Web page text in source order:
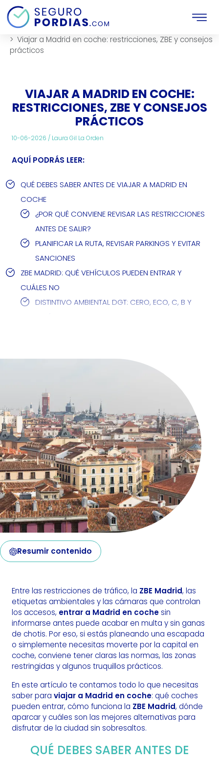
Inicio
Viajes
Viajar a Madrid en coche: restricciones, ZBE y consejos
prácticos
Resumir contenido
VIAJAR A MADRID EN COCHE:
RESTRICCIONES, ZBE Y CONSEJOS
PRÁCTICOS
10-06-2026 / Laura Gil La Orden
AQUÍ PODRÁS LEER:
QUÉ DEBES SABER ANTES DE VIAJAR A MADRID EN
COCHE
¿POR QUÉ CONVIENE REVISAR LAS RESTRICCIONES
ANTES DE SALIR?
PLANIFICAR LA RUTA, REVISAR PARKINGS Y EVITAR
SANCIONES
ZBE MADRID: QUÉ VEHÍCULOS PUEDEN ENTRAR Y
CUÁLES NO
DISTINTIVO AMBIENTAL DGT: CERO, ECO, C, B Y
ASISTENCIA EN CARRETERA, SEGURO Y SERVICIOS
Entre las restricciones de tráfico, la ZBE Madrid, las
etiquetas ambientales y las cámaras que controlan
los accesos, entrar a Madrid en cochesin
informarse antes puede acabar en multa y sin ganas
de chotis. Por eso, si estás planeando una escapada
o simplemente necesitas moverte por la capital en
coche, conviene tener claras las normas, las zonas
restringidas y algunos truquillos prácticos.
En este artículo te contamos todo lo que necesitas
saber para viajar a Madrid en coche: qué coches
pueden entrar, cómo funciona la ZBE Madrid, dónde
aparcar y cuáles son las mejores alternativas para
disfrutar de la ciudad sin sobresaltos.
QUÉ DEBES SABER ANTES DE